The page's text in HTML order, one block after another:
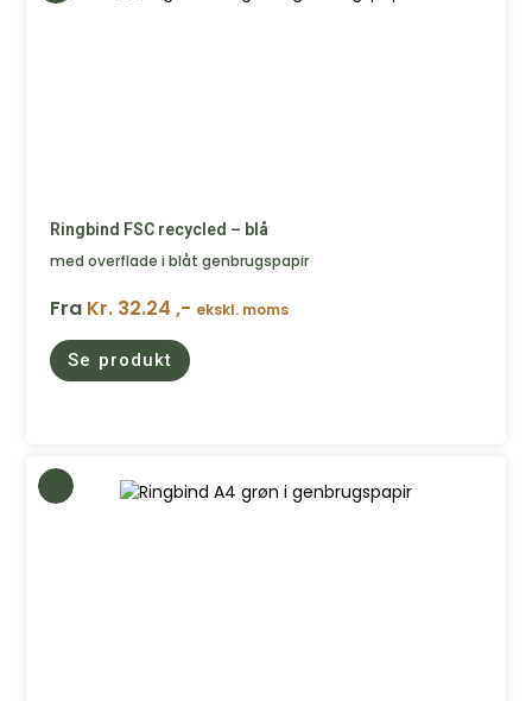
Ringbind FSC recycled – blå
med overflade i blåt genbrugspapir
Fra Kr. 32.24 ,- ekskl. moms
Se produkt